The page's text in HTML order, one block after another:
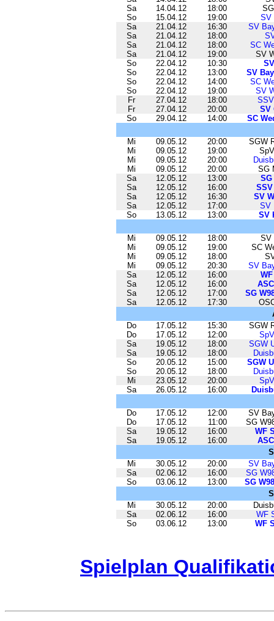
Sa
14.04.12 18:00
So
15.04.12 19:00
SV
Sa
21.04.12 16:30
SV
Sa
21.04.12 18:00
Sa
21.04.12 18:00
SC
Sa
21.04.12 19:00
SV
So
22.04.12 10:30
So
22.04.12 13:00
SV
So
22.04.12 14:00
SC
So
22.04.12 19:00
SV
Fr
27.04.12 18:00
Fr
27.04.12 20:00
SV
So
29.04.12 14:00 SC
Mi 09.05.12 20:00
SGW
Mi
09.05.12 19:00
Mi
09.05.12 20:00
Mi
09.05.12 20:00
SG
Sa
12.05.12 13:00
Sa
12.05.12 16:00
Sa
12.05.12 16:30
SV
Sa
12.05.12 17:00
SV
So
13.05.12 13:00 SV
Mi 09.05.12 18:00
SV
Mi
09.05.12 19:00
SC
Mi
09.05.12 18:00
Mi
09.05.12 20:30
SV
Sa
12.05.12 16:00
Sa
12.05.12 16:00
Sa
12.05.12 17:00
SG
Sa
12.05.12 17:30
Do
17.05.12 15:30
SGW
Do
17.05.12 12:00
Sa
19.05.12 18:00
SGW
Sa
19.05.12 18:00
So
20.05.12 15:00
SGW
So
20.05.12 18:00
Mi
23.05.12 20:00
Sa
26.05.12 16:00
Do 17.05.12 12:00
SV
Do
17.05.12 11:00
SG
Sa
19.05.12 16:00
WF
Sa
19.05.12 16:00
Mi
30.05.12 20:00
SV
Sa
02.06.12 16:00
SG
So
03.06.12 13:00
SG
Mi
30.05.12 20:00
Sa
02.06.12 16:00
WF
So
03.06.12 13:00 WF
Spielplan